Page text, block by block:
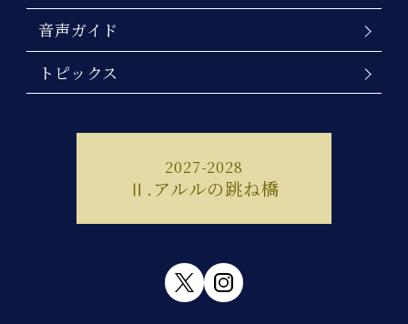
音声ガイド
トピックス
2027-2028
Ⅱ.アルルの跳ね橋